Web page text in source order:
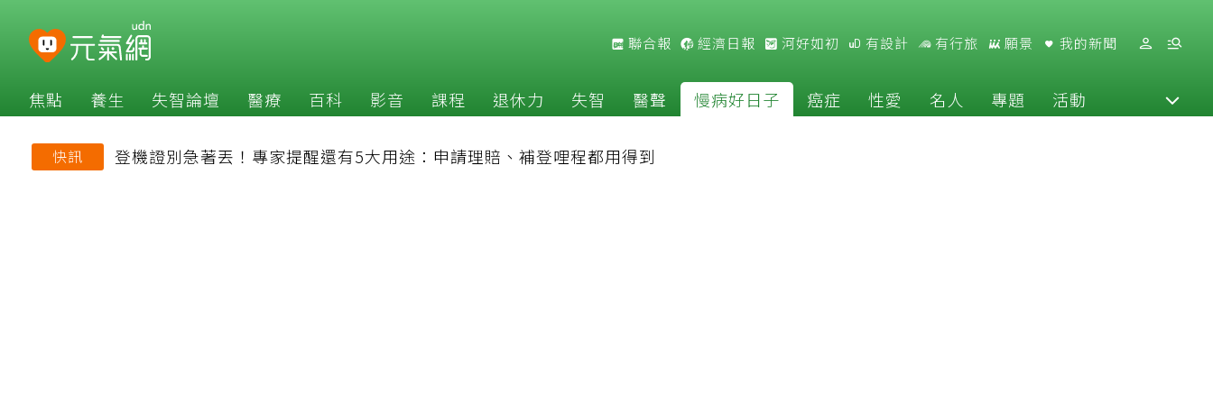
聯合報 經濟日報 河好如初 有設計 有行旅 願景 我的新聞
焦點 養生 失智論壇 醫療 百科 影音 課程 退休力 失智 醫聲 慢病好日子 癌症 性愛 名人 專題 活動
快訊 登機證別急著丟！專家提醒還有5大用途：申請理賠、補登哩程都用得到